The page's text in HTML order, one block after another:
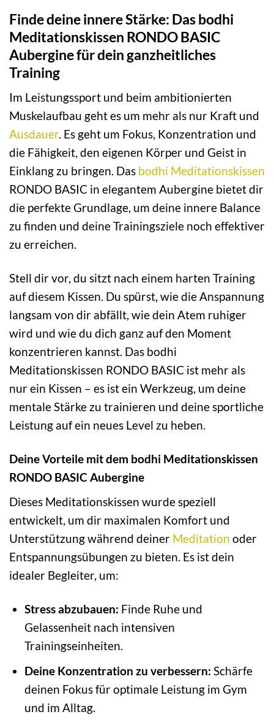
Finde deine innere Stärke: Das bodhi
Meditationskissen RONDO BASIC
Aubergine für dein ganzheitliches
Training
Im Leistungssport und beim ambitionierten
Muskelaufbau geht es um mehr als nur Kraft und
Ausdauer. Es geht um Fokus, Konzentration und
die Fähigkeit, den eigenen Körper und Geist in
Einklang zu bringen. Das bodhi Meditationskissen
RONDO BASIC in elegantem Aubergine bietet dir
die perfekte Grundlage, um deine innere Balance
zu finden und deine Trainingsziele noch effektiver
zu erreichen.
Stell dir vor, du sitzt nach einem harten Training
auf diesem Kissen. Du spürst, wie die Anspannung
langsam von dir abfällt, wie dein Atem ruhiger
wird und wie du dich ganz auf den Moment
konzentrieren kannst. Das bodhi
Meditationskissen RONDO BASIC ist mehr als
nur ein Kissen – es ist ein Werkzeug, um deine
mentale Stärke zu trainieren und deine sportliche
Leistung auf ein neues Level zu heben.
Deine Vorteile mit dem bodhi Meditationskissen
RONDO BASIC Aubergine
Dieses Meditationskissen wurde speziell
entwickelt, um dir maximalen Komfort und
Unterstützung während deiner Meditation oder
Entspannungsübungen zu bieten. Es ist dein
idealer Begleiter, um:
Stress abzubauen: Finde Ruhe und
Gelassenheit nach intensiven
Trainingseinheiten.
Deine Konzentration zu verbessern: Schärfe
deinen Fokus für optimale Leistung im Gym
und im Alltag.